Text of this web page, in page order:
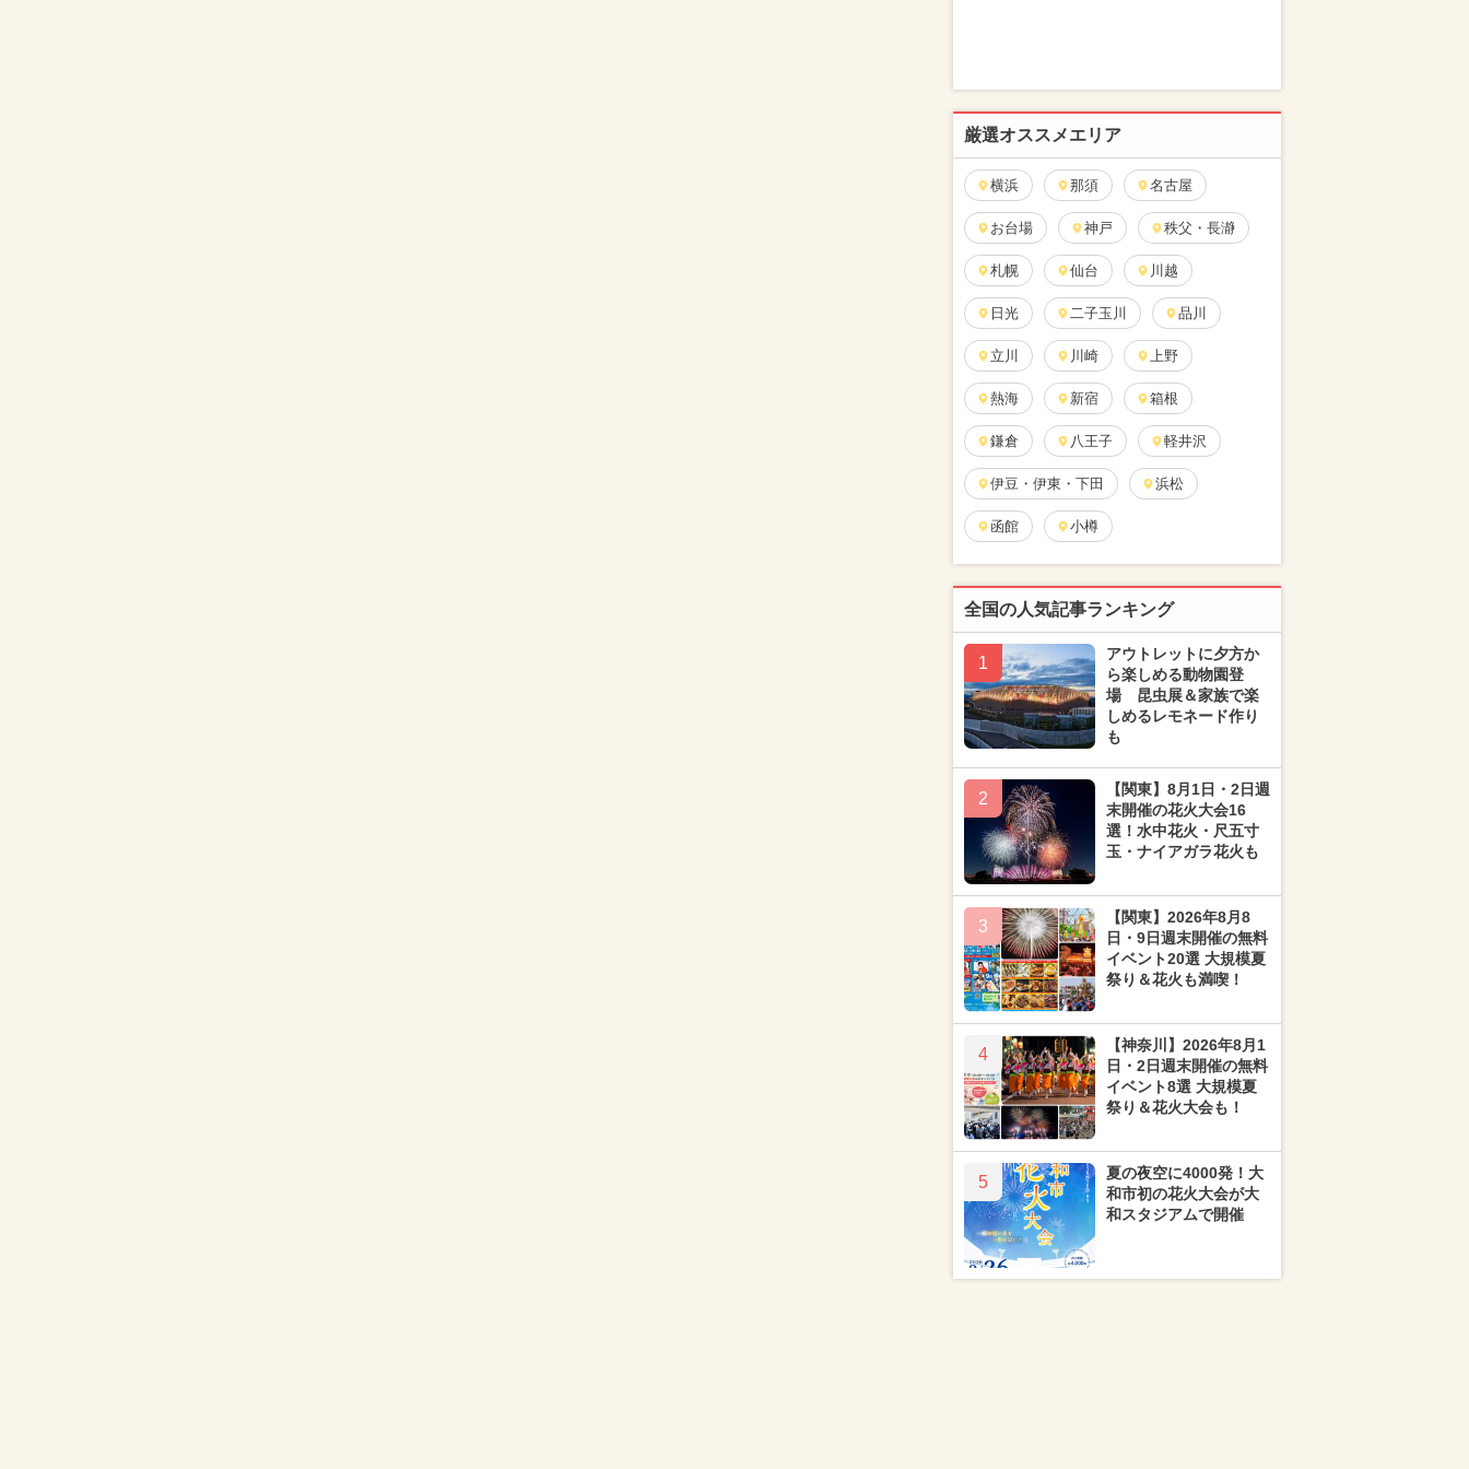
厳選オススメエリア
横浜 那須 名古屋
お台場 神戸 秩父・長瀞
札幌 仙台 川越
日光 二子玉川 品川
立川 川崎 上野
熱海 新宿 箱根
鎌倉 八王子 軽井沢
伊豆・伊東・下田 浜松
函館 小樽
全国の人気記事ランキング
1
アウトレットに夕方か
ら楽しめる動物園登
場 昆虫展＆家族で楽
しめるレモネード作り
も
2
【関東】8月1日・2日週
末開催の花火大会16
選！水中花火・尺五寸
玉・ナイアガラ花火も
3
【関東】2026年8月8
日・9日週末開催の無料
イベント20選 大規模夏
祭り＆花火も満喫！
4
【神奈川】2026年8月1
日・2日週末開催の無料
イベント8選 大規模夏
祭り＆花火大会も！
5
夏の夜空に4000発！大
和市初の花火大会が大
和スタジアムで開催